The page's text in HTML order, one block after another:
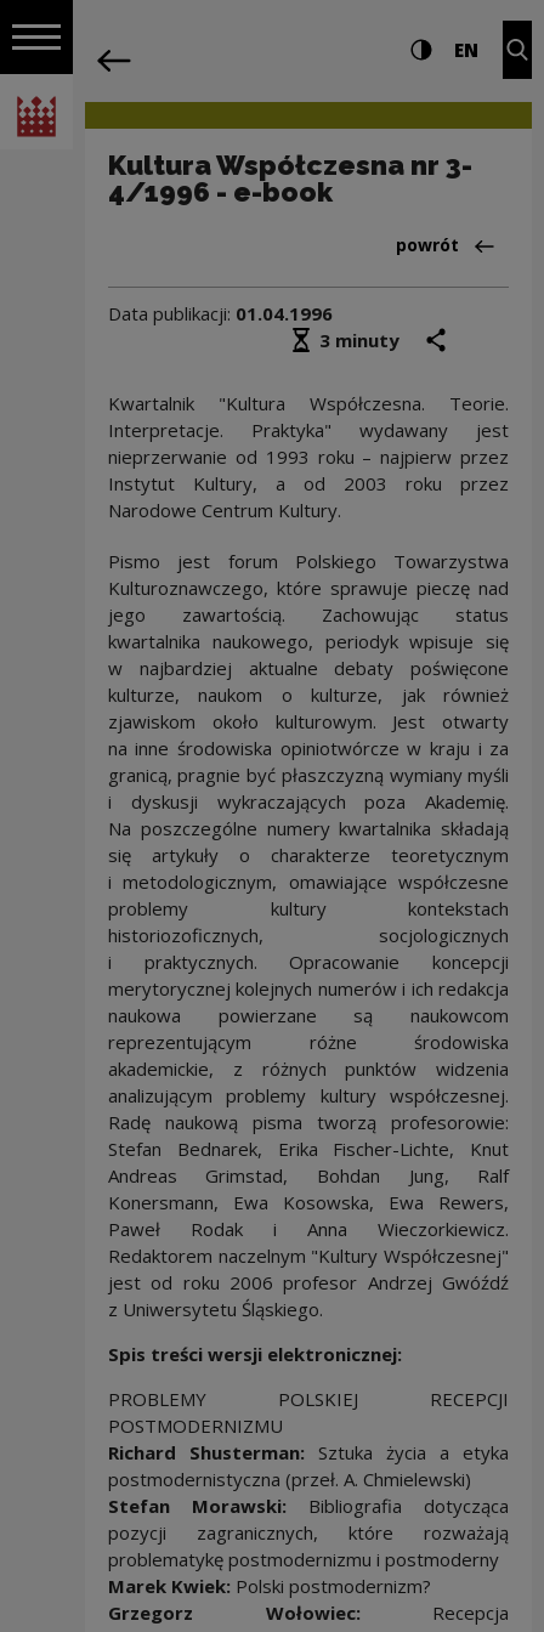
Włącz nawigację
Narodowe Centrum Kultury
Nawigacja Ustawienia i Wysoki
EN
Kultura Współczesna nr 3-
4/1996 - e-book
Powrót
powrót
Data publikacji: 01.04.1996
Średni czas czytania
3 minuty
Kwartalnik "Kultura Współczesna. Teorie.
Interpretacje. Praktyka" wydawany jest
nieprzerwanie od 1993 roku – najpierw przez
Instytut Kultury, a od 2003 roku przez
Narodowe Centrum Kultury.
Pismo jest forum Polskiego Towarzystwa
Kulturoznawczego, które sprawuje pieczę nad
jego zawartością. Zachowując status
kwartalnika naukowego, periodyk wpisuje się
w najbardziej aktualne debaty poświęcone
kulturze, naukom o kulturze, jak również
zjawiskom około kulturowym. Jest otwarty
na inne środowiska opiniotwórcze w kraju i za
granicą, pragnie być płaszczyzną wymiany myśli
i dyskusji wykraczających poza Akademię.
Na poszczególne numery kwartalnika składają
się artykuły o charakterze teoretycznym
i metodologicznym, omawiające współczesne
problemy kultury kontekstach
historiozoficznych, socjologicznych
i praktycznych. Opracowanie koncepcji
merytorycznej kolejnych numerów i ich redakcja
naukowa powierzane są naukowcom
reprezentującym różne środowiska
akademickie, z różnych punktów widzenia
analizującym problemy kultury współczesnej.
Radę naukową pisma tworzą profesorowie:
Stefan Bednarek, Erika Fischer-Lichte, Knut
Andreas Grimstad, Bohdan Jung, Ralf
Konersmann, Ewa Kosowska, Ewa Rewers,
Paweł Rodak i Anna Wieczorkiewicz.
Redaktorem naczelnym "Kultury Współczesnej"
jest od roku 2006 profesor Andrzej Gwóźdź
z Uniwersytetu Śląskiego.
Spis treści wersji elektronicznej:
PROBLEMY POLSKIEJ RECEPCJI
POSTMODERNIZMU
Richard Shusterman: Sztuka życia a etyka
postmodernistyczna (przeł. A. Chmielewski)
Stefan Morawski: Bibliografia dotycząca
pozycji zagranicznych, które rozważają
problematykę postmodernizmu i postmoderny
Marek Kwiek: Polski postmodernizm?
Grzegorz Wołowiec: Recepcja